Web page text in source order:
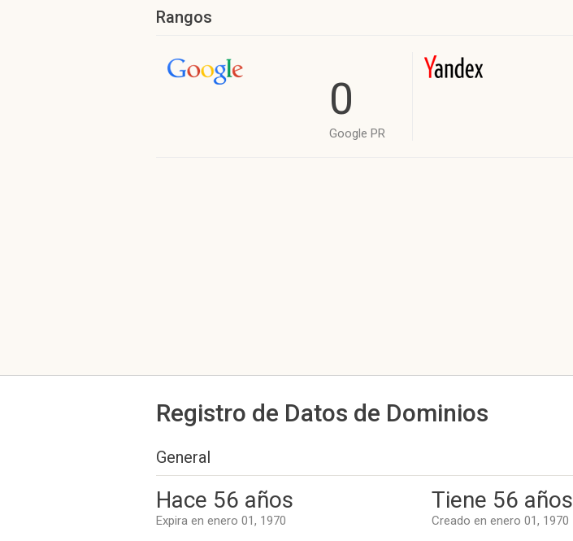
Rangos
0
Google PR
Registro de Datos de Dominios
General
Hace 56 años
Expira en enero 01, 1970
Tiene 56 años
Creado en enero 01, 1970